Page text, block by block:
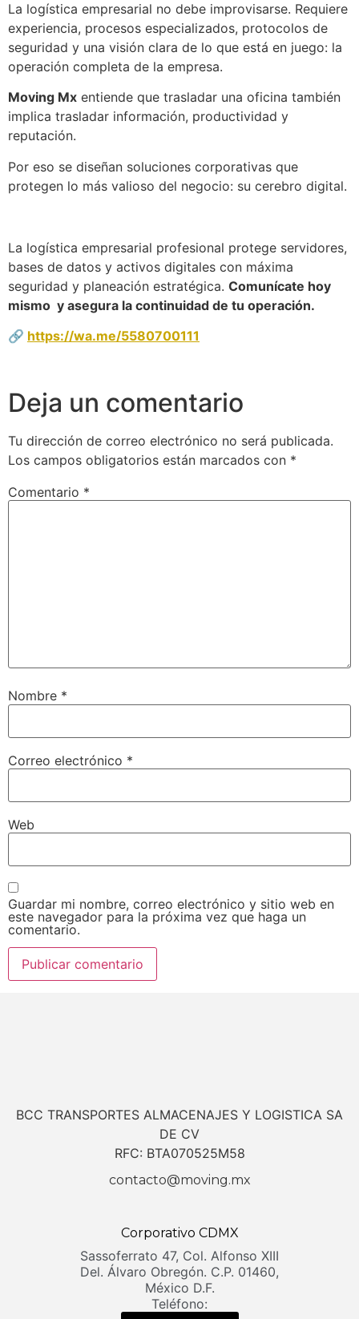
La logística empresarial no debe improvisarse. Requiere
experiencia, procesos especializados, protocolos de
seguridad y una visión clara de lo que está en juego: la
operación completa de la empresa.
Moving Mx entiende que trasladar una oficina también
implica trasladar información, productividad y
reputación.
Por eso se diseñan soluciones corporativas que
protegen lo más valioso del negocio: su cerebro digital.
La logística empresarial profesional protege servidores,
bases de datos y activos digitales con máxima
seguridad y planeación estratégica. Comunícate hoy
mismo y asegura la continuidad de tu operación.
🔗 https://wa.me/5580700111
Deja un comentario
Tu dirección de correo electrónico no será publicada.
Los campos obligatorios están marcados con *
Comentario *
Nombre *
Correo electrónico *
Web
Guardar mi nombre, correo electrónico y sitio web en
este navegador para la próxima vez que haga un
comentario.
BCC TRANSPORTES ALMACENAJES Y LOGISTICA SA
DE CV
RFC: BTA070525M58
contacto@moving.mx
Corporativo CDMX
Sassoferrato 47, Col. Alfonso XIII
Del. Álvaro Obregón. C.P. 01460,
México D.F.
Teléfono: